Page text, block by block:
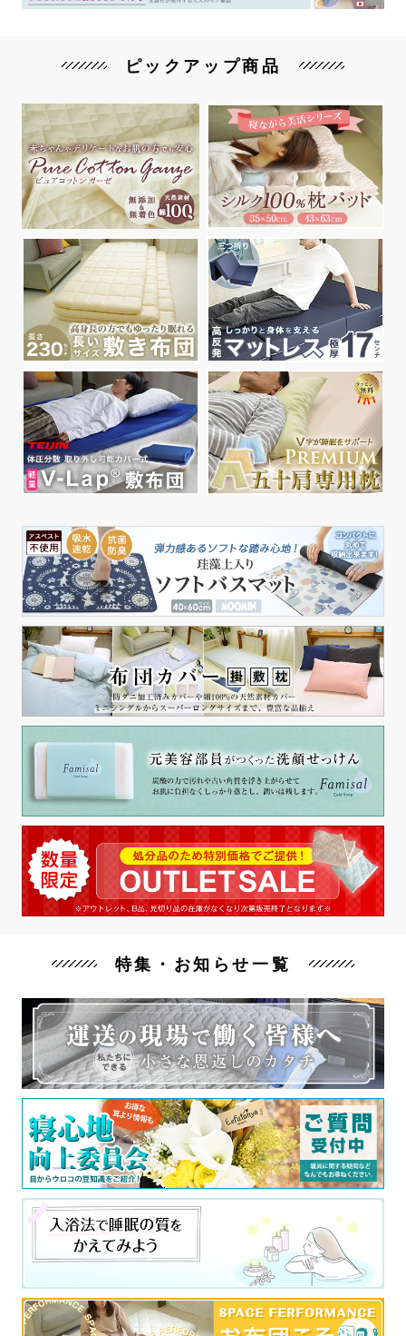
ピックアップ商品
特集・お知らせ一覧